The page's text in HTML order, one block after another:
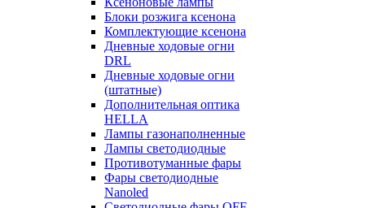
Блоки розжига ксенона
Комплектующие ксенона
Дневные ходовые огни
DRL
Дневные ходовые огни
(штатные)
Дополнительная оптика
HELLA
Лампы газонаполненные
Лампы светодиодные
Противотуманные фары
Фары светодиодные
Nanoled